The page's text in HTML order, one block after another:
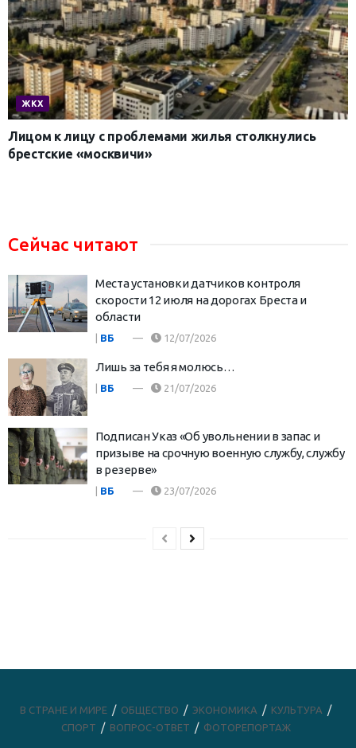
ЖКХ
Лицом к лицу с проблемами жилья столкнулись
брестские «москвичи»
Сейчас читают
Места установки датчиков контроля
скорости 12 июля на дорогах Бреста и
области
ВБ 12/07/2026
Лишь за тебя я молюсь…
ВБ 21/07/2026
Подписан Указ «Об увольнении в запас и
призыве на срочную военную службу, службу
в резерве»
| ВБ 23/07/2026
В СТРАНЕ И МИРЕ ОБЩЕСТВО ЭКОНОМИКА
КУЛЬТУРА
СПОРТ
ВОПРОС-ОТВЕТ ФОТОРЕПОРТАЖ